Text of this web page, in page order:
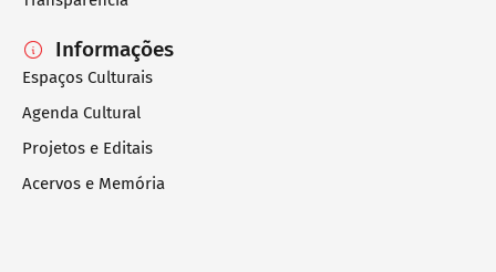
Informações
Espaços Culturais
Agenda Cultural
Projetos e Editais
Acervos e Memória